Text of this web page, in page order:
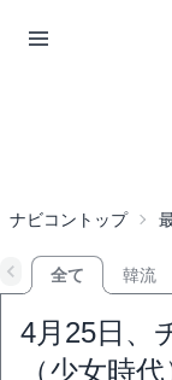
ナビコントップ
全て 韓流
4月25日、
（少女時